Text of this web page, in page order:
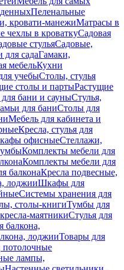
Пеленальные
кровати-манежиМатрасы в
чехлы в кроваткуСадовая
стульяСадовые,
садаГамаки,
мебельКухни
учебыСтолы, стулья
столы и партыРастущие
бани и сауныСтулья,
для баниСтолы для
Мебель для кабинета и
Кресла, стулья для
офисныеСтеллажи,
Комплекты мебели для
Комплекты мебели для
балконаКресла подвесные,
лоджииШкафы для
Системы хранения для
столы-книгиТумбы для
маятникиСтулья для
балкона,
лоджииТовары для
лампы,